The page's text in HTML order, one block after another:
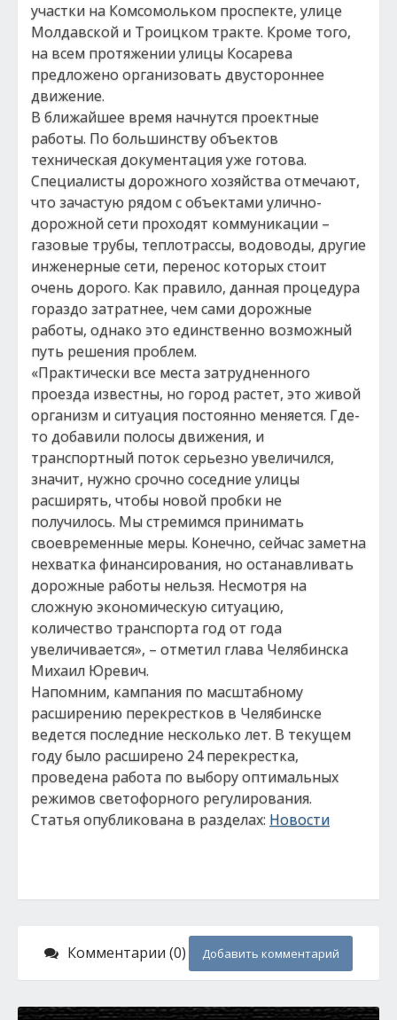
участки на Комсомольком проспекте, улице
Молдавской и Троицком тракте. Кроме того,
на всем протяжении улицы Косарева
предложено организовать двустороннее
движение.
В ближайшее время начнутся проектные
работы. По большинству объектов
техническая документация уже готова.
Специалисты дорожного хозяйства отмечают,
что зачастую рядом с объектами улично-
дорожной сети проходят коммуникации –
газовые трубы, теплотрассы, водоводы, другие
инженерные сети, перенос которых стоит
очень дорого. Как правило, данная процедура
гораздо затратнее, чем сами дорожные
работы, однако это единственно возможный
путь решения проблем.
«Практически все места затрудненного
проезда известны, но город растет, это живой
организм и ситуация постоянно меняется. Где-
то добавили полосы движения, и
транспортный поток серьезно увеличился,
значит, нужно срочно соседние улицы
расширять, чтобы новой пробки не
получилось. Мы стремимся принимать
своевременные меры. Конечно, сейчас заметна
нехватка финансирования, но останавливать
дорожные работы нельзя. Несмотря на
сложную экономическую ситуацию,
количество транспорта год от года
увеличивается», – отметил глава Челябинска
Михаил Юревич.
Напомним, кампания по масштабному
расширению перекрестков в Челябинске
ведется последние несколько лет. В текущем
году было расширено 24 перекрестка,
проведена работа по выбору оптимальных
режимов светофорного регулирования.
Статья опубликована в разделах: Новости
Комментарии (0) Добавить комментарий